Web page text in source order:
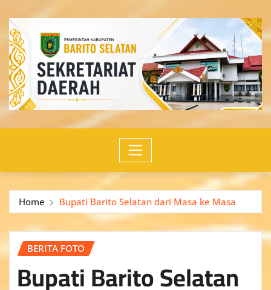
content
Home Bupati Barito Selatan dari Masa ke Masa
BERITA FOTO
Bupati Barito Selatan